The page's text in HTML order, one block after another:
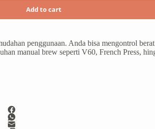
Add to cart
penggunaan. Anda bisa mengontrol
manual brew seperti V60, French Press,